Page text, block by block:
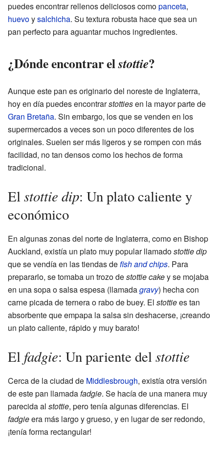
puedes encontrar rellenos deliciosos comopanceta,
huevoysalchicha. Su textura robusta hace que sea un
pan perfecto para aguantar muchos ingredientes.
¿Dónde encontrar elstottie?
Aunque este pan es originario del noreste de Inglaterra,
hoy en día puedes encontrarstottiesen la mayor parte de
Gran Bretaña. Sin embargo, los que se venden en los
supermercados a veces son un poco diferentes de los
originales. Suelen ser más ligeros y se rompen con más
facilidad, no tan densos como los hechos de forma
tradicional.
Elstottie dip: Un plato caliente y
económico
En algunas zonas del norte de Inglaterra, como en Bishop
Auckland, existía un plato muy popular llamadostottie dip
que se vendía en las tiendas defish and chips. Para
prepararlo, se tomaba un trozo destottie cakey se mojaba
en una sopa o salsa espesa (llamadagravy) hecha con
carne picada de ternera o rabo de buey. El stottiees tan
absorbente que empapa la salsa sin deshacerse, ¡creando
un plato caliente, rápido y muy barato!
El fadgie: Un pariente delstottie
Cerca de la ciudad de Middlesbrough, existía otra versión
de este pan llamadafadgie. Se hacía de una manera muy
parecida al stottie, pero tenía algunas diferencias. El
fadgieera más largo y grueso, y en lugar de ser redondo,
¡tenía forma rectangular!